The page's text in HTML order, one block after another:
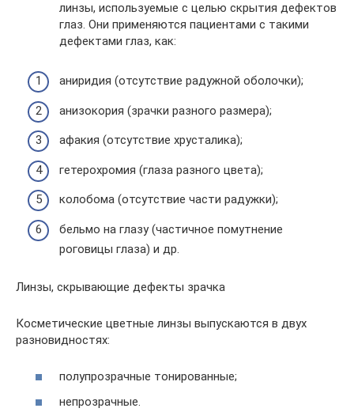
линзы, используемые с целью скрытия дефектов
глаз. Они применяются пациентами с такими
дефектами глаз, как:
аниридия (отсутствие радужной оболочки);
анизокория (зрачки разного размера);
афакия (отсутствие хрусталика);
гетерохромия (глаза разного цвета);
колобома (отсутствие части радужки);
бельмо на глазу (частичное помутнение
роговицы глаза) и др.
Линзы, скрывающие дефекты зрачка
Косметические цветные линзы выпускаются в двух
разновидностях:
полупрозрачные тонированные;
непрозрачные.